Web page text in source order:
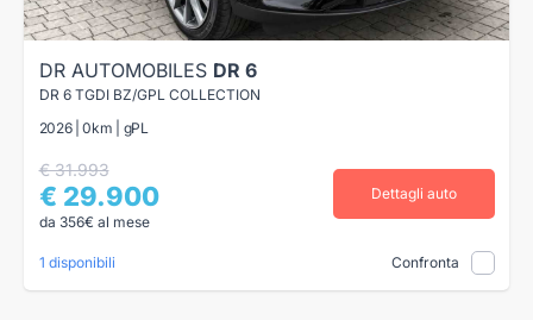
DR AUTOMOBILES DR 6
DR 6 TGDI BZ/GPL COLLECTION
2026 | 0km | gPL
€ 31.993
€ 29.900
da 356€ al mese
Dettagli auto
1 disponibili Confronta